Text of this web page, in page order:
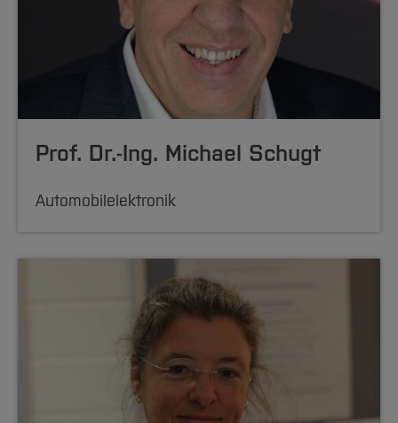
Prof. Dr.-Ing. Michael Schugt
Automobilelektronik